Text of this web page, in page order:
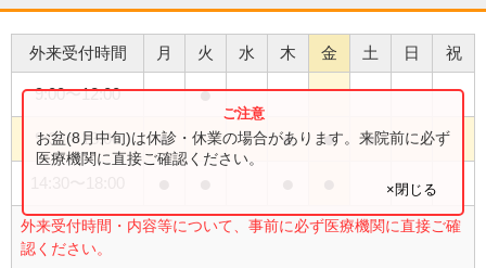
外来受付時間 月 火 水 木 金 土 日 祝
9:00〜12:00 ●
9:00〜13:00 ● ● ● ●
外来受付時間・内容等について、事前に必ず医療機関に直接ご確
認ください。
お盆(8月中旬)は休診・休業の場合があります。来院前に必ず
医療機関に直接ご確認ください。
×閉じる